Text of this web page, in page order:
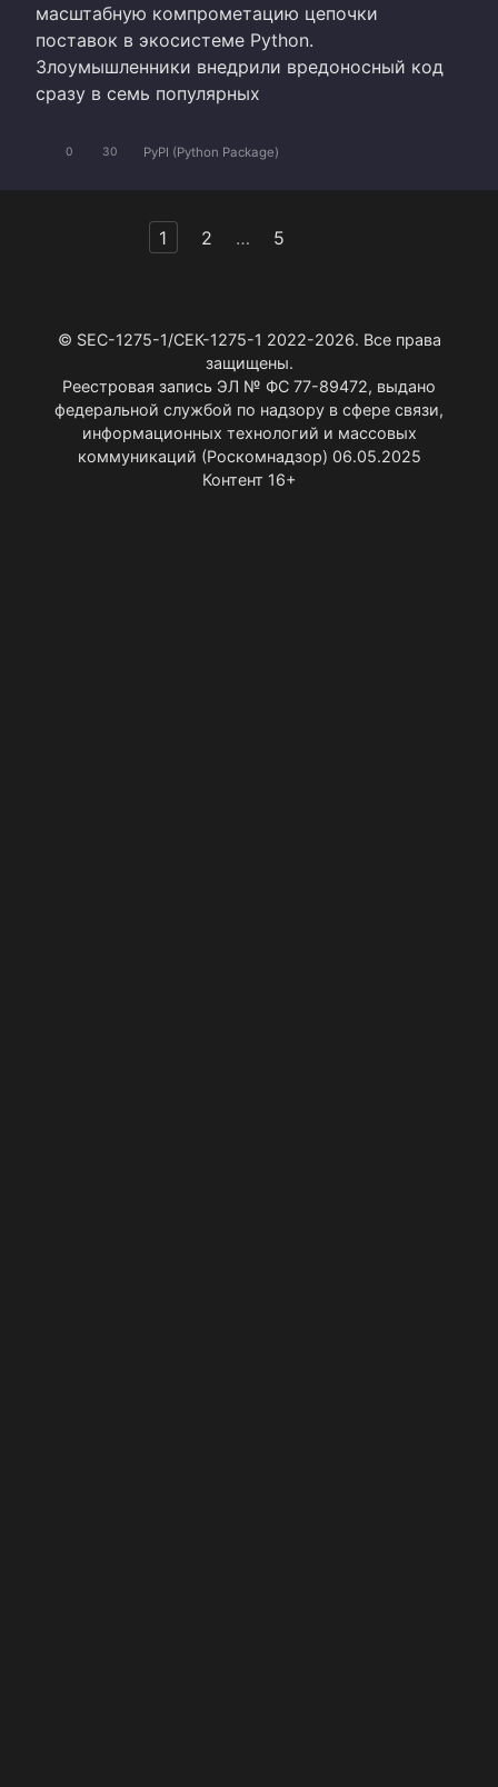
масштабную компрометацию цепочки
поставок в экосистеме Python.
Злоумышленники внедрили вредоносный код
сразу в семь популярных
0 30 PyPI (Python Package)
1 2 … 5
© SEC-1275-1/СЕК-1275-1 2022-2026. Все права
защищены.
Реестровая запись ЭЛ № ФС 77-89472, выдано
федеральной службой по надзору в сфере связи,
информационных технологий и массовых
коммуникаций (Роскомнадзор) 06.05.2025
Контент 16+